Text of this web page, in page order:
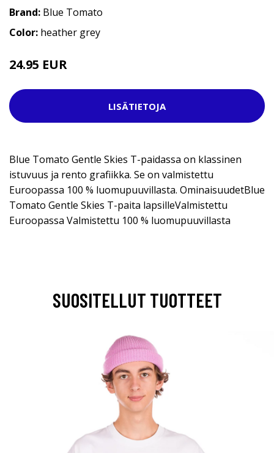
Brand: Blue Tomato
Color: heather grey
24.95 EUR
LISÄTIETOJA
Blue Tomato Gentle Skies T-paidassa on klassinen
istuvuus ja rento grafiikka. Se on valmistettu
Euroopassa 100 % luomupuuvillasta. OminaisuudetBlue
Tomato Gentle Skies T-paita lapsilleValmistettu
Euroopassa Valmistettu 100 % luomupuuvillasta
SUOSITELLUT TUOTTEET